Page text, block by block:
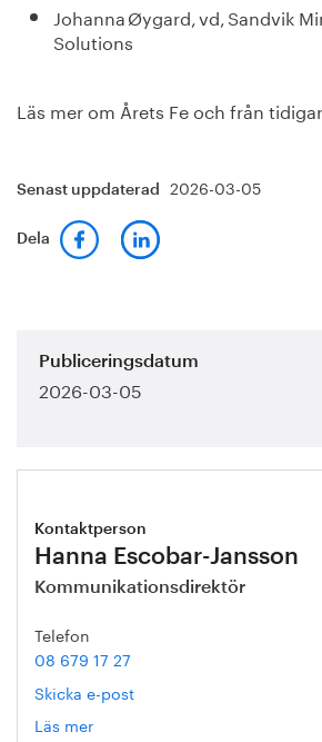
Johanna Øygard, vd, Sandvik
Solutions
Läs mer om Årets Fe och från
Senast uppdaterad 2026-03-05
Dela
Publiceringsdatum
2026-03-05
Kontaktperson
Hanna Escobar-Jansson
Kommunikationsdirektör
Telefon
08 679 17 27
Skicka e-post
Läs mer